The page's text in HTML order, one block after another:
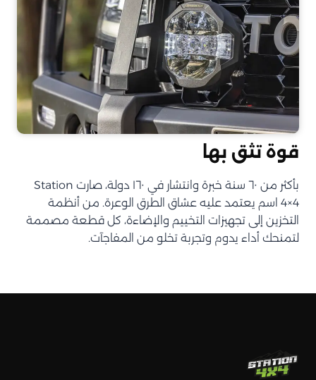
قوة تثق بها
بأكثر من ٦٠ سنة خبرة وانتشار في ١٦٠ دولة، صارت Station
4×4 اسم يعتمد عليه عشاق الطرق الوعرة. من أنظمة
التخزين إلى تجهيزات التخييم والإضاءة، كل قطعة مصممة
لتمنحك أداء يدوم وتجربة تخلو من المفاجآت.